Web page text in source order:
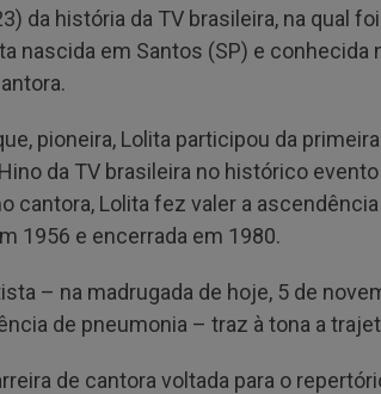
da história da TV brasileira, na qual
nascida em Santos (SP) e
pioneira, Lolita participou da
da TV brasileira no histórico
cantora, Lolita fez valer a
1956 e encerrada em 1980.
– na madrugada de hoje, 5 de
de pneumonia – traz à tona a
de cantora voltada para o